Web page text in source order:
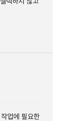
업에 필요한